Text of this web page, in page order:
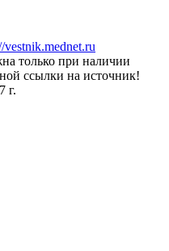
vestnik.mednet.ru
только при наличии
ссылки на источник!
г.